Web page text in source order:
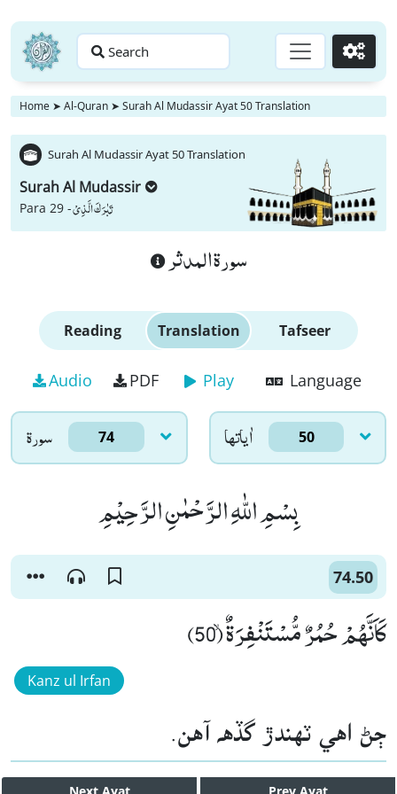
Search Go
Home ➤ Al-Quran ➤ Surah Al Mudassir Ayat 50 Translation
Surah Al Mudassir Ayat 50 Translation
Surah Al Mudassir
Para 29 -تَبٰرَكَ الَّذِیْ
سورة المدثر
Reading Translation Tafseer
Audio PDF Play Language
سورۃ 74 اٰياتها 50
بِسْمِ اللّٰهِ الرَّحْمٰنِ الرَّحِیْمِ
74.50
كَاَنَّهُمْ حُمُرٌ مُّسْتَنْفِرَةٌۙ (50)
Kanz ul Irfan
ڄڻ اهي ٽهندڙ گڏهه آهن.